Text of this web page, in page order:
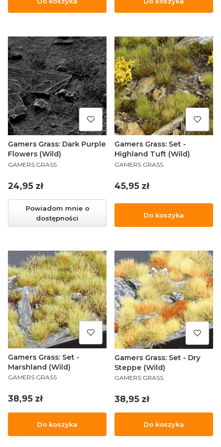
Gamers Grass: Dark Purple
Flowers (Wild)
PRODUCENT
GAMERS GRASS
Cena
24,95 zł
Powiadom mnie o
dostępności
Gamers Grass: Set -
Highland Tuft (Wild)
PRODUCENT
GAMERS GRASS
Cena
45,95 zł
Do koszyka
Gamers Grass: Set -
Marshland (Wild)
PRODUCENT
GAMERS GRASS
Cena
38,95 zł
Do koszyka
Gamers Grass: Set - Dry
Steppe (Wild)
PRODUCENT
GAMERS GRASS
Cena
38,95 zł
Do koszyka